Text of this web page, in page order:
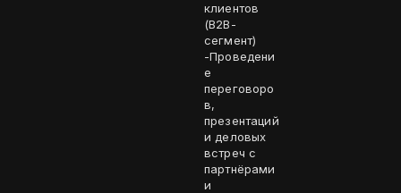
клиентов
(B2B-
сегмент)
-Проведени
е
переговоро
в,
презентаций
и деловых
встреч с
партнёрами
и